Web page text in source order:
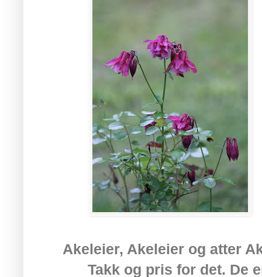
Akeleier, Akeleier og atter
Takk og pris for det. De